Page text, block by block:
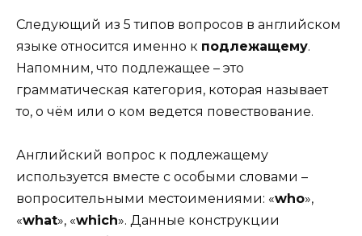
Следующий из 5 типов вопросов в английском
языке относится именно к подлежащему.
Напомним, что подлежащее – это
грамматическая категория, которая называет
то, о чём или о ком ведется повествование.
Английский вопрос к подлежащему
используется вместе с особыми словами –
вопросительными местоимениями: «who»,
«what», «which». Данные конструкции